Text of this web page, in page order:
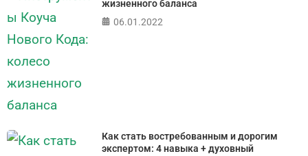
жизненного баланса
06.01.2022
Как стать востребованным и дорогим
экспертом: 4 навыка + духовный